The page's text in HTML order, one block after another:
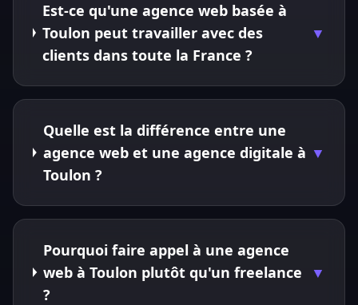
Est-ce qu'une agence web basée à
Toulon peut travailler avec des
clients dans toute la France ?
▼
Quelle est la différence entre une
agence web et une agence digitale à
Toulon ?
▼
Pourquoi faire appel à une agence
web à Toulon plutôt qu'un freelance
?
▼